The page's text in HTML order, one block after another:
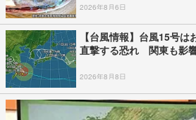
2026年8月6日
【台風情報】台風15号
直撃する恐れ 関東も影
2026年8月8日